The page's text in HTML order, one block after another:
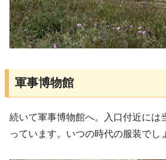
軍事博物館
続いて軍事博物館へ。入口付近には
っています。いつの時代の服装でし